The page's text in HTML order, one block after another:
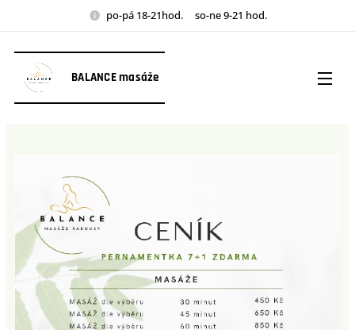
po-pá 18-21hod. so-ne 9-21 hod.
BALANCE masáže